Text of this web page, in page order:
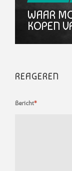
WAAR
KOPEN
REAGEREN
Bericht*